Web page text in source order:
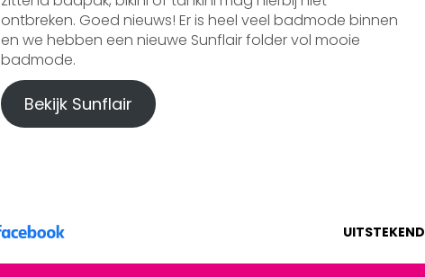
ontbreken. Goed nieuws! Er is heel veel badmode binnen
en we hebben een nieuwe Sunflair folder vol mooie
badmode.
Bekijk Sunflair
UITSTEKEND